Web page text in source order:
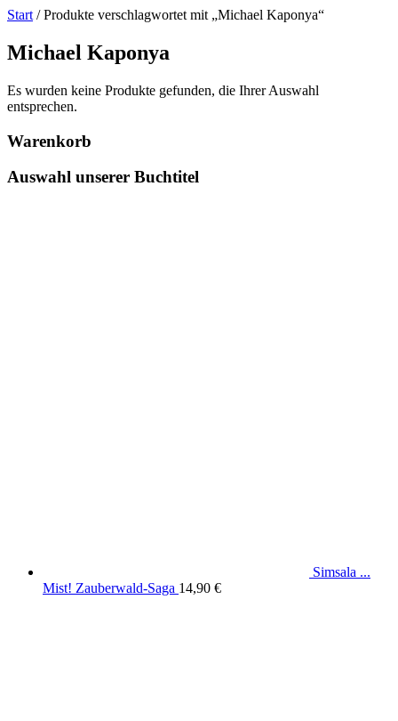
Start / Produkte verschlagwortet mit „Michael Kaponya“
Michael Kaponya
Es wurden keine Produkte gefunden, die Ihrer Auswahl
entsprechen.
Warenkorb
Auswahl unserer Buchtitel
Simsala ...
Mist! Zauberwald-Saga 14,90 €